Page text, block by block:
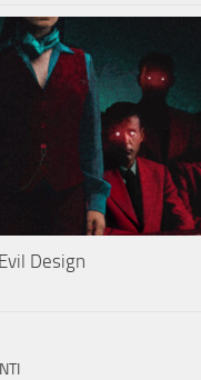
Design